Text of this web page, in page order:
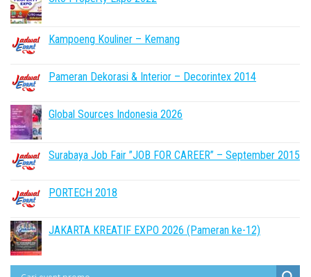
Kampoeng Kouliner – Kemang
Pameran Dekorasi & Interior – Decorintex 2014
Global Sources Indonesia 2026
Surabaya Job Fair ”JOB FOR CAREER” – September 2015
PORTECH 2018
JAKARTA KREATIF EXPO 2026 (Pameran ke-12)